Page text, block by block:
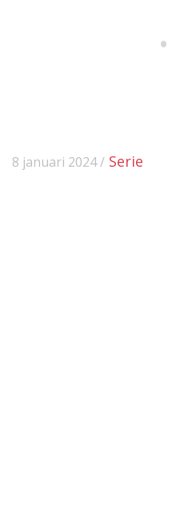
8 januari 2024 / Serie